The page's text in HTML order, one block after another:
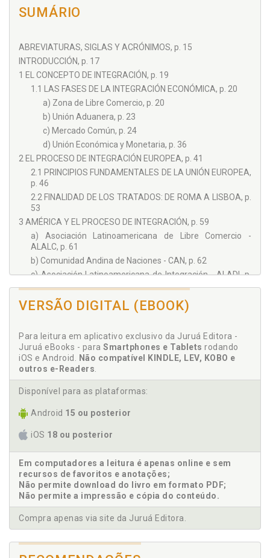
SUMÁRIO
ABREVIATURAS, SIGLAS Y ACRÓNIMOS, p. 15
INTRODUCCIÓN, p. 17
1 EL CONCEPTO DE INTEGRACIÓN, p. 19
1.1 LAS FASES DE LA INTEGRACIÓN ECONÓMICA, p. 20
a) Zona de Libre Comercio, p. 20
b) Unión Aduanera, p. 23
c) Mercado Común, p. 24
d) Unión Económica y Monetaria, p. 36
2 EL PROCESO DE INTEGRACIÓN EUROPEA, p. 41
2.1 PRINCIPIOS FUNDAMENTALES DE LA UNIÓN EUROPEA,
p. 46
2.2 FINALIDAD DE LOS TRATADOS: DE ROMA A LISBOA, p.
53
3 AMÉRICA Y EL PROCESO DE INTEGRACIÓN, p. 59
a) Asociación Latinoamericana de Libre Comercio -
ALALC, p. 61
b) Comunidad Andina de Naciones - CAN, p. 62
c) Asociación Latinoamericana de Integración - ALADI, p.
64
d) Mercado Común del Sur - MERCOSUR, p. 67
e) Acuerdo UE-MERCOSUR, p. 75
MERCOSUR, p. 81
4.1 PARLAMENTO EUROPEO Y PARLAMENTO DEL
MERCOSUR (PARLASUR), p. 82
b) Parlamento del MERCOSUR - PARLASUR, p. 84
a) Consejo Europeo, p. 88
b) Cumbre del MERCOSUR, p. 90
MERCADO COMÚN, p. 91
a) Consejo de la Unión Europea, p. 91
b) Consejo del Mercado Común, p. 95
4.4 COMISIÓN EUROPEA Y GRUPO MERCADO COMÚN, p.
96
a) Comisión Europea, p. 96
4.5 COMITÉ ECONÓMICO Y SOCIAL EUROPEO Y FORO
VERSÃO DIGITAL (EBOOK)
Para leitura em aplicativo exclusivo da Juruá Editora -
Juruá eBooks - para Smartphones e Tablets rodando
iOS e Android. Não compatível KINDLE, LEV, KOBO e
outros e-Readers.
Disponível para as plataformas:
Android 15 ou posterior
iOS 18 ou posterior
Em computadores a leitura é apenas online e sem
recursos de favoritos e anotações;
Não permite download do livro em formato PDF;
Não permite a impressão e cópia do conteúdo.
Compra apenas via site da Juruá Editora.